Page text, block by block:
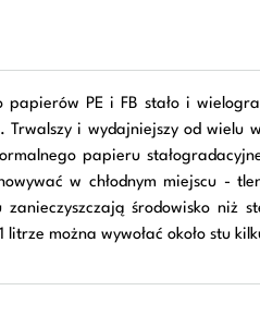
PE i FB stało i
i wydajniejszy od wielu
papieru
w chłodnym miejscu -
środowisko niż
można wywołać około stu